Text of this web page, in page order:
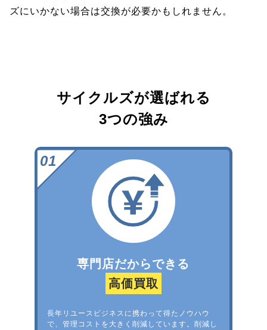
ズにいかない場合は交換が必要かもしれません。
サイクルズが選ばれる
3つの強み
専門店だからできる
高価買取
長年リユースビジネスに携わって得たノウハウ
で、管理コストを大きく削減しています。削減し